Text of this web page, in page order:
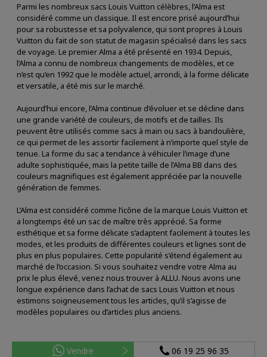
Parmi les nombreux sacs Louis Vuitton célèbres, l’Alma est
considéré comme un classique. Il est encore prisé aujourd’hui
pour sa robustesse et sa polyvalence, qui sont propres à Louis
Vuitton du fait de son statut de magasin spécialisé dans les sacs
de voyage. Le premier Alma a été présenté en 1934. Depuis,
l’Alma a connu de nombreux changements de modèles, et ce
n’est qu’en 1992 que le modèle actuel, arrondi, à la forme délicate
et versatile, a été mis sur le marché.
Aujourd’hui encore, l’Alma continue d’évoluer et se décline dans
une grande variété de couleurs, de motifs et de tailles. Ils
peuvent être utilisés comme sacs à main ou sacs à bandoulière,
ce qui permet de les assortir facilement à n’importe quel style de
tenue. La forme du sac a tendance à véhiculer l’image d’une
adulte sophistiquée, mais la petite taille de l’Alma BB dans des
couleurs magnifiques est également appréciée par la nouvelle
génération de femmes.
L’Alma est considéré comme l’icône de la marque Louis Vuitton et
a longtemps été un sac de maître très apprécié. Sa forme
esthétique et sa forme délicate s’adaptent facilement à toutes les
modes, et les produits de différentes couleurs et lignes sont de
plus en plus populaires. Cette popularité s’étend également au
marché de l’occasion. Si vous souhaitez vendre votre Alma au
prix le plus élevé, venez nous trouver à ALLU. Nous avons une
longue expérience dans l’achat de sacs Louis Vuitton et nous
estimons soigneusement tous les articles, qu’il s’agisse de
modèles populaires ou d’articles plus anciens.
Vendre 06 19 25 96 35